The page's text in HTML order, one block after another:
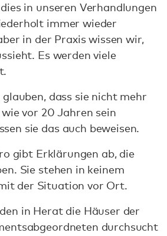
in unseren Verhandlungen
immer wieder
in der Praxis wissen wir,
Es werden viele
dass sie nicht mehr
vor 20 Jahren sein
sie das auch beweisen.
gibt Erklärungen ab, die
Sie stehen in keinem
der Situation vor Ort.
in Herat die Häuser der
durchsucht